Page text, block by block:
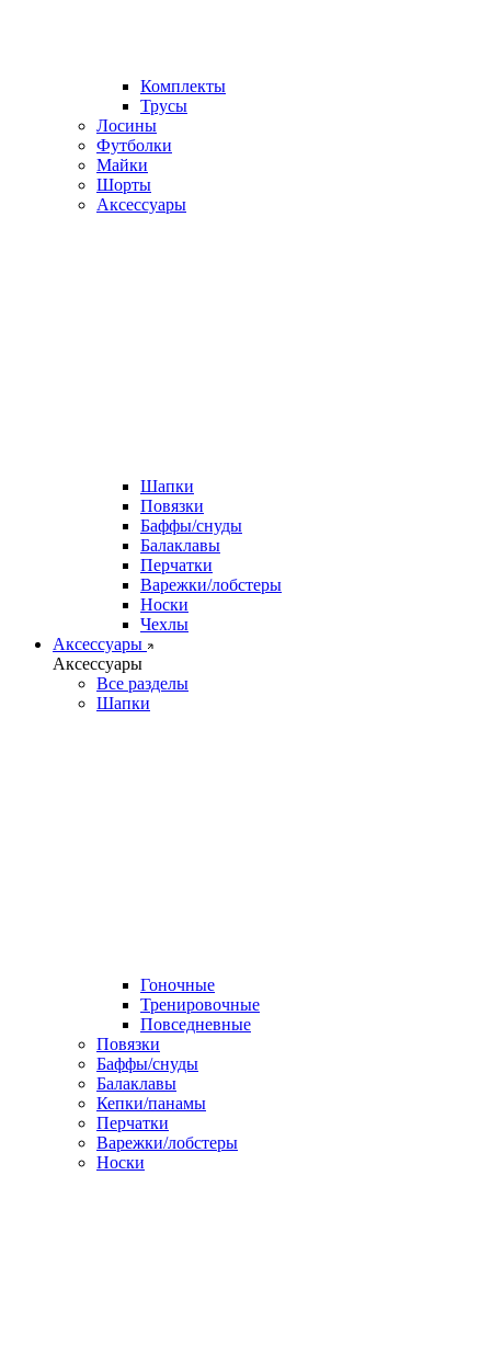
Комплекты
Трусы
Лосины
Футболки
Майки
Шорты
Аксессуары
Шапки
Повязки
Баффы/снуды
Балаклавы
Перчатки
Варежки/лобстеры
Носки
Чехлы
Аксессуары
Аксессуары
Все разделы
Шапки
Гоночные
Тренировочные
Повседневные
Повязки
Баффы/снуды
Балаклавы
Кепки/панамы
Перчатки
Варежки/лобстеры
Носки